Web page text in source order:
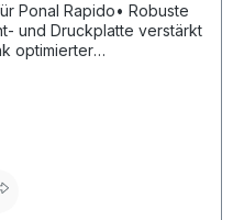
Ponal Rapido• Robuste
optimierter